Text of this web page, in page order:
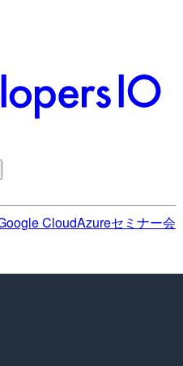
CloudAzureセミナー会